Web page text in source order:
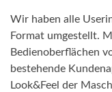
Wir haben alle
Format umgestellt.
Bedienoberflächen
bestehende
Look&Feel der